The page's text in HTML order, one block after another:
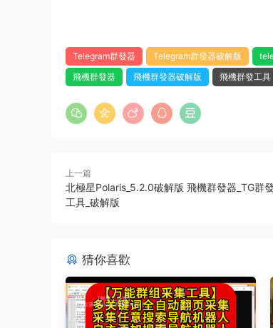
Telegram群發器 Telegram群發器破解版
飛機群發器
飛機群發器破解版 飛機群發工具
上一篇
北極星Polaris_5.2.0破解版 飛機群發器_TG群
工具_破解版
猜你喜歡